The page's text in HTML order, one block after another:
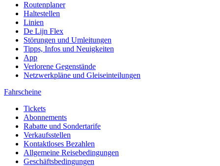
Routenplaner
Haltestellen
Linien
De Lijn Flex
Störungen und Umleitungen
Tipps, Infos und Neuigkeiten
App
Verlorene Gegenstände
Netzwerkpläne und Gleiseinteilungen
Fahrscheine
Tickets
Abonnements
Rabatte und Sondertarife
Verkaufsstellen
Kontaktloses Bezahlen
Allgemeine Reisebedingungen
Geschäftsbedingungen